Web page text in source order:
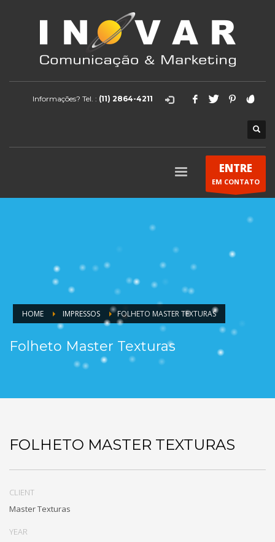
Informações? Tel. : (11) 2864-4211
ENTRE
EM CONTATO
HOME IMPRESSOS FOLHETO MASTER TEXTURAS
Folheto Master Texturas
FOLHETO MASTER TEXTURAS
CLIENT
Master Texturas
YEAR